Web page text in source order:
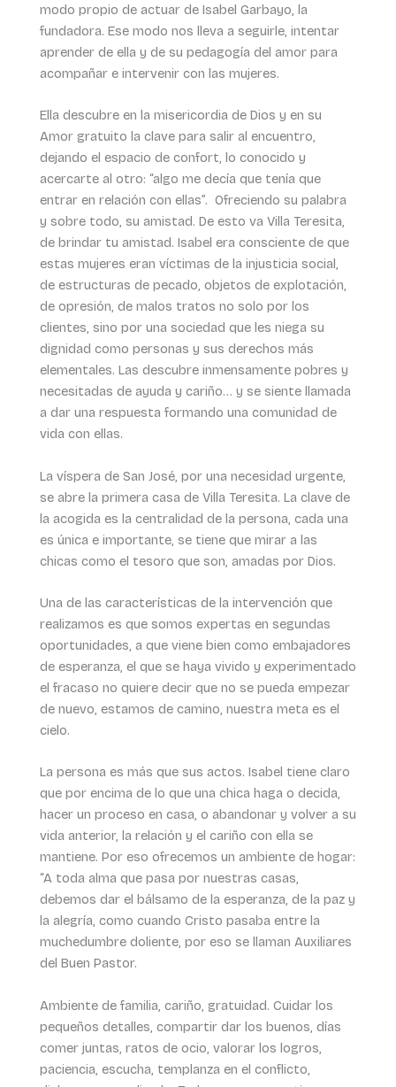
modo propio de actuar de Isabel Garbayo, la
fundadora. Ese modo nos lleva a seguirle, intentar
aprender de ella y de su pedagogía del amor para
acompañar e intervenir con las mujeres.
Ella descubre en la misericordia de Dios y en su
Amor gratuito la clave para salir al encuentro,
dejando el espacio de confort, lo conocido y
acercarte al otro: “algo me decía que tenía que
entrar en relación con ellas”. Ofreciendo su palabra
y sobre todo, su amistad. De esto va Villa Teresita,
de brindar tu amistad. Isabel era consciente de que
estas mujeres eran víctimas de la injusticia social,
de estructuras de pecado, objetos de explotación,
de opresión, de malos tratos no solo por los
clientes, sino por una sociedad que les niega su
dignidad como personas y sus derechos más
elementales. Las descubre inmensamente pobres y
necesitadas de ayuda y cariño… y se siente llamada
a dar una respuesta formando una comunidad de
vida con ellas.
La víspera de San José, por una necesidad urgente,
se abre la primera casa de Villa Teresita. La clave de
la acogida es la centralidad de la persona, cada una
es única e importante, se tiene que mirar a las
chicas como el tesoro que son, amadas por Dios.
Una de las características de la intervención que
realizamos es que somos expertas en segundas
oportunidades, a que viene bien como embajadores
de esperanza, el que se haya vivido y experimentado
el fracaso no quiere decir que no se pueda empezar
de nuevo, estamos de camino, nuestra meta es el
cielo.
La persona es más que sus actos. Isabel tiene claro
que por encima de lo que una chica haga o decida,
hacer un proceso en casa, o abandonar y volver a su
vida anterior, la relación y el cariño con ella se
mantiene. Por eso ofrecemos un ambiente de hogar:
“A toda alma que pasa por nuestras casas,
debemos dar el bálsamo de la esperanza, de la paz y
la alegría, como cuando Cristo pasaba entre la
muchedumbre doliente, por eso se llaman Auxiliares
del Buen Pastor.
Ambiente de familia, cariño, gratuidad. Cuidar los
pequeños detalles, compartir dar los buenos, días
comer juntas, ratos de ocio, valorar los logros,
paciencia, escucha, templanza en el conflicto,